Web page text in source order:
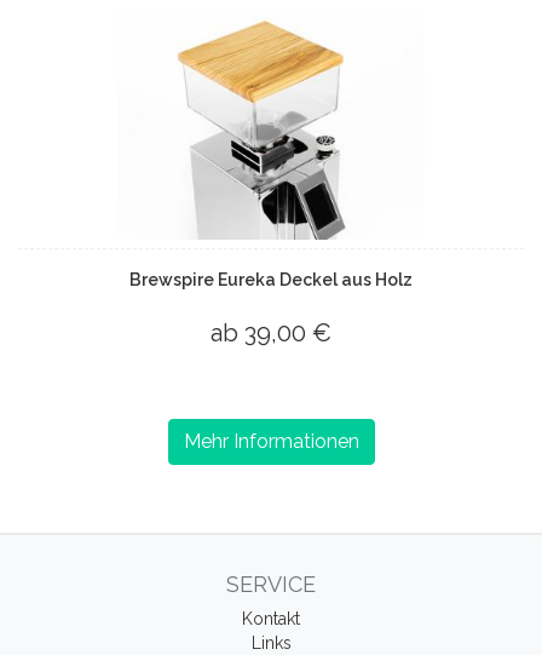
Brewspire Eureka Deckel aus Holz
ab 39,00 €
Mehr Informationen
SERVICE
Kontakt
Links